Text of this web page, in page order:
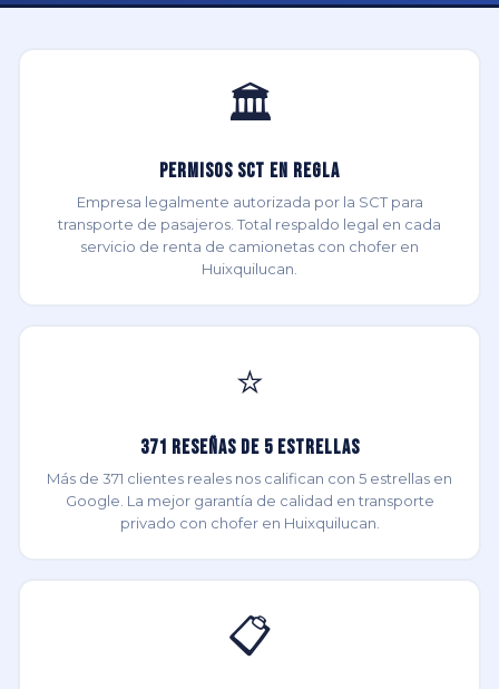
🏛️
Permisos SCT en Regla
Empresa legalmente autorizada por la SCT para
transporte de pasajeros. Total respaldo legal en cada
servicio de renta de camionetas con chofer en
Huixquilucan.
⭐
371 Reseñas de 5 Estrellas
Más de 371 clientes reales nos califican con 5 estrellas en
Google. La mejor garantía de calidad en transporte
privado con chofer en Huixquilucan.
📋